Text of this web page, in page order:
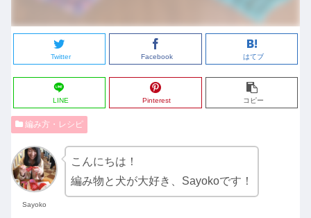
Twitter Facebook はてブ
LINE Pinterest コピー
編み方・レシピ
Sayoko
こんにちは！
編み物と犬が大好き、Sayokoです！